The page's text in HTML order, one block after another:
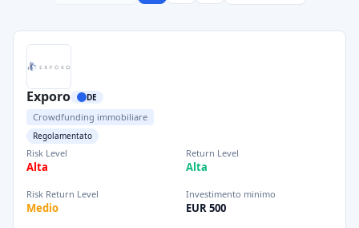
Exporo DE
Crowdfunding immobiliare
Regolamentato
Risk Level
Alta
Return Level
Alta
Risk Return Level
Medio
Investimento minimo
EUR 500